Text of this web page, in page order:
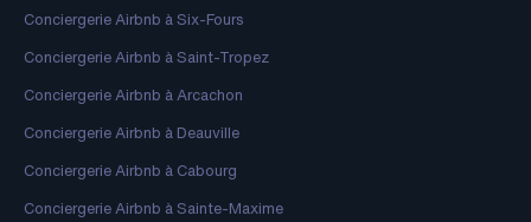
Conciergerie Airbnb à Six-Fours
Conciergerie Airbnb à Saint-Tropez
Conciergerie Airbnb à Arcachon
Conciergerie Airbnb à Deauville
Conciergerie Airbnb à Cabourg
Conciergerie Airbnb à Sainte-Maxime